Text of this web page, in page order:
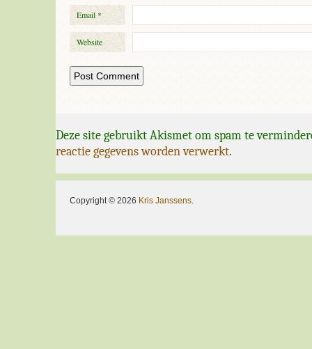
Email *
Website
Deze site gebruikt Akismet om spam te
reactie gegevens worden verwerkt.
Copyright © 2026 Kris Janssens.